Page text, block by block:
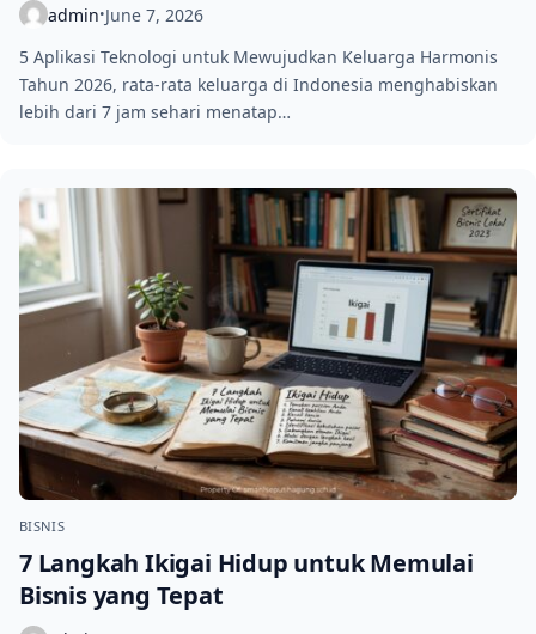
admin•June 7, 2026
5 Aplikasi Teknologi untuk Mewujudkan Keluarga Harmonis
Tahun 2026, rata-rata keluarga di Indonesia menghabiskan
lebih dari 7 jam sehari menatap…
BISNIS
7 Langkah Ikigai Hidup untuk Memulai
Bisnis yang Tepat